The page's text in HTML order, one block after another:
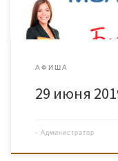
АФИША
29 июня
- Администратор